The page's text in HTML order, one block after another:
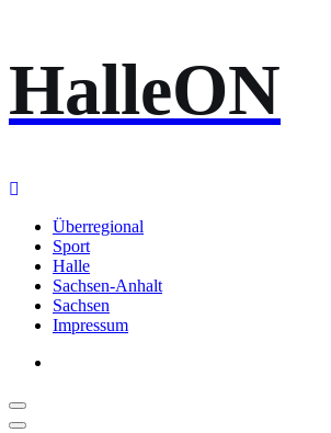
Inhalt
springen
HalleON
Überregional
Sport
Halle
Sachsen-Anhalt
Sachsen
Impressum